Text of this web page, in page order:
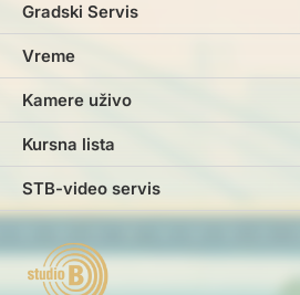
Gradski Servis
Vreme
Kamere uživo
Kursna lista
STB-video servis